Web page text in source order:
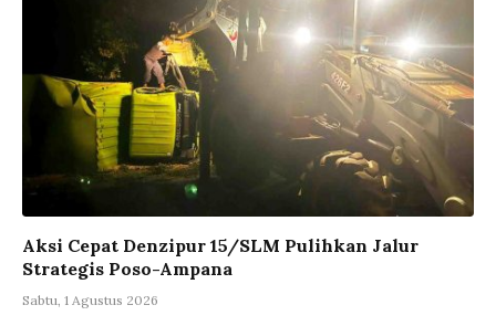
Aksi Cepat Denzipur 15/SLM Pulihkan Jalur
Strategis Poso-Ampana
Sabtu, 1 Agustus 2026